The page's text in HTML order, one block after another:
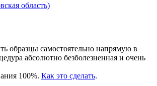
область)
образцы самостоятельно напрямую в
абсолютно безболезненная и очень
100%. Как это сделать.